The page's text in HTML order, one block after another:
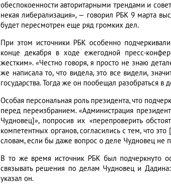
обеспокоенности авторитарными трендами и
некая либерализация», — говорил РБК 9 марта
будет пересмотрен еще ряд громких дел.
При этом источники РБК особенно
конце декабря в ходе ежегодной пресс-
жестким». «Честно говоря, я просто не знаю
же написала то, что видела, это все видели,
государства. Тогда же он пообещал разобраться в
Особая персональная роль президента, что
перед переизбранием. «Администрация
Чудновец]», попросив их «перепроверить
компетентных органов, согласились с тем, что
словам, если бы даже вопрос о деле Чудновец не
В то же время источник РБК был подчеркнуто
связывать решения по делам Чудновец и
указал он.